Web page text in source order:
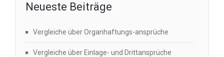
Neueste Beiträge
Vergleiche über Organhaftungs-ansprüche
Vergleiche über Einlage- und Drittansprüche